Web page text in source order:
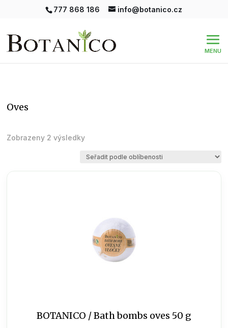
777 868 186 info@botanico.cz
oves
Zobrazeny 2 výsledkySeřazeno
oblíbenosti
BOTANICO / Bath bombs oves 50 g